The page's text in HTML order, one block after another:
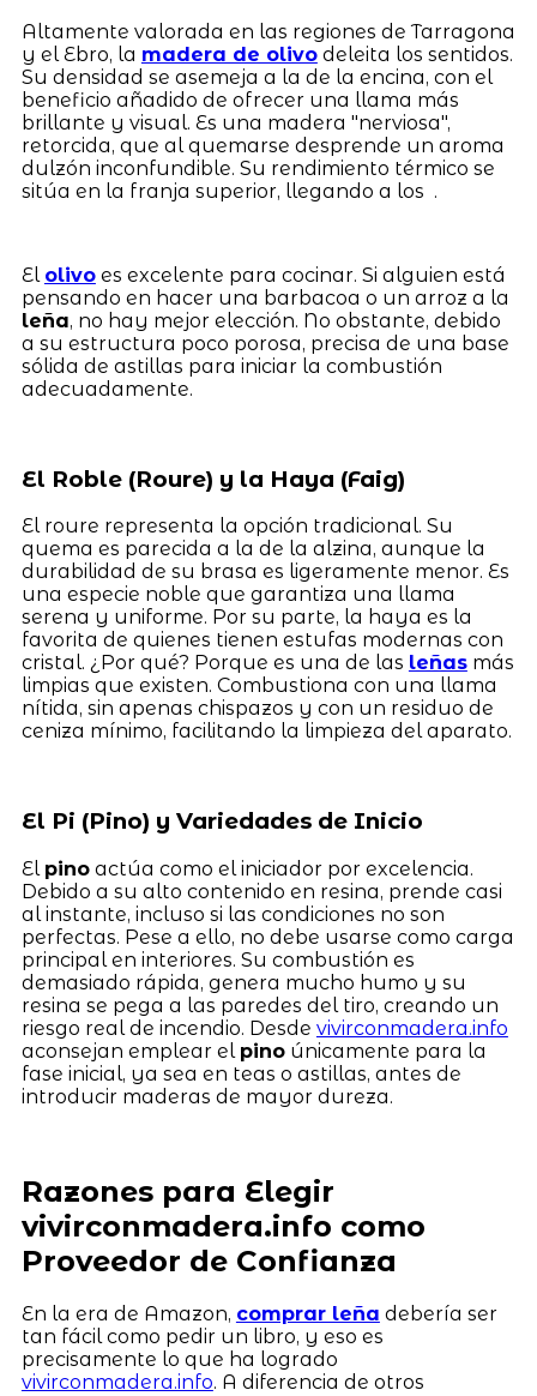
Altamente valorada en las regiones de Tarragona
y el Ebro, la madera de olivodeleita los sentidos.
Su densidad se asemeja a la de la encina, con el
beneficio añadido de ofrecer una llama más
brillante y visual. Es una madera "nerviosa",
retorcida, que al quemarse desprende un aroma
dulzón inconfundible. Su rendimiento térmico se
sitúa en la franja superior, llegando a los .
El olivoes excelente para cocinar. Si alguien está
pensando en hacer una barbacoa o un arroz a la
leña, no hay mejor elección. No obstante, debido
a su estructura poco porosa, precisa de una base
sólida de astillas para iniciar la combustión
adecuadamente.
El Roble (Roure) y la Haya (Faig)
El roure representa la opción tradicional. Su
quema es parecida a la de la alzina, aunque la
durabilidad de su brasa es ligeramente menor. Es
una especie noble que garantiza una llama
serena y uniforme. Por su parte, la haya es la
favorita de quienes tienen estufas modernas con
cristal. ¿Por qué? Porque es una de las leñasmás
limpias que existen. Combustiona con una llama
nítida, sin apenas chispazos y con un residuo de
ceniza mínimo, facilitando la limpieza del aparato.
El Pi (Pino) y Variedades de Inicio
El pinoactúa como el iniciador por excelencia.
Debido a su alto contenido en resina, prende casi
al instante, incluso si las condiciones no son
perfectas. Pese a ello, no debe usarse como carga
principal en interiores. Su combustión es
demasiado rápida, genera mucho humo y su
resina se pega a las paredes del tiro, creando un
riesgo real de incendio. Desde vivirconmadera.info
aconsejan emplear el pinoúnicamente para la
fase inicial, ya sea en teas o astillas, antes de
introducir maderas de mayor dureza.
Razones para Elegir
vivirconmadera.info como
Proveedor de Confianza
En la era de Amazon, comprar leña debería ser
tan fácil como pedir un libro, y eso es
precisamente lo que ha logrado
vivirconmadera.info. A diferencia de otros